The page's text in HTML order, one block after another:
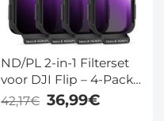
ND/PL 2-in-1 Filterset
voor DJI Flip – 4-Pack
(ND8/PL, ND16/PL,
ND32/PL, ND64/PL) –
42,17€ 36,99€